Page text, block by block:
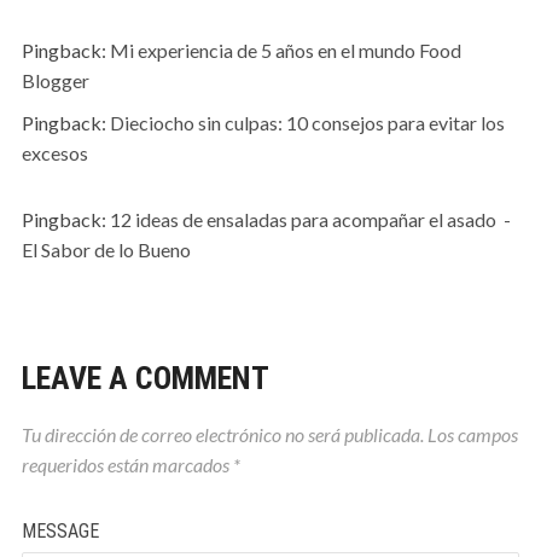
Pingback: Mi experiencia de 5 años en el mundo Food
Blogger
Pingback: Dieciocho sin culpas: 10 consejos para evitar los
excesos
Pingback: 12 ideas de ensaladas para acompañar el asado -
El Sabor de lo Bueno
LEAVE A COMMENT
Tu dirección de correo electrónico no será publicada. Los campos
requeridos están marcados *
MESSAGE